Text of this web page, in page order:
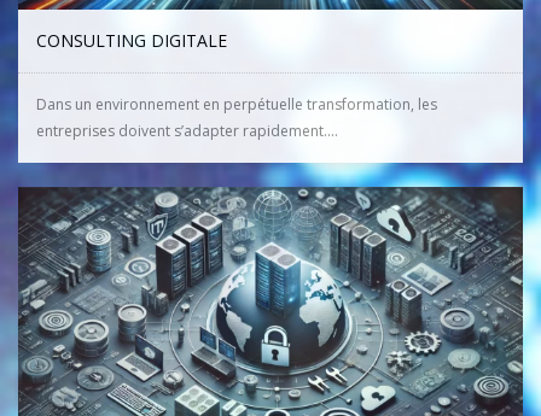
CONSULTING DIGITALE
Dans un environnement en perpétuelle transformation, les
entreprises doivent s’adapter rapidement....